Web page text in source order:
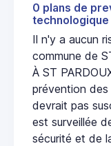
0 plans de
technologique
Il n'y a aucun
commune de
À ST
prévention des
devrait pas
est surveillée
sécurité et de